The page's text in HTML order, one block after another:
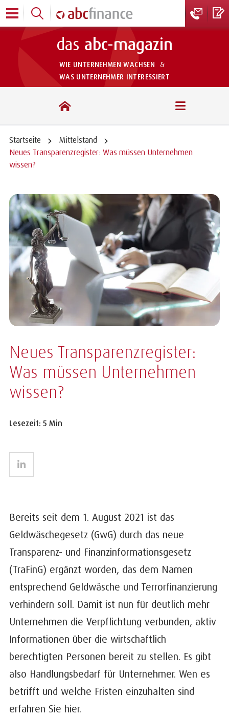
das abc-magazin
WIE UNTERNEHMEN WACHSEN
&
WAS UNTERNEHMER INTERESSIERT
das abc-magazin
Startseite
Mittelstand
Neues Transparenzregister: Was müssen Unternehmen
wissen?
LinkedIn
Neues Transparenzregister:
Was müssen Unternehmen
wissen?
Lesezeit: 5 Min
Bereits seit dem 1. August 2021 ist das
Geldwäschegesetz (GwG) durch das neue
Transparenz- und Finanzinformationsgesetz
(TraFinG) ergänzt worden, das dem Namen
entsprechend Geldwäsche und Terrorfinanzierung
verhindern soll. Damit ist nun für deutlich mehr
Unternehmen die Verpflichtung verbunden, aktiv
Informationen über die wirtschaftlich
berechtigten Personen bereit zu stellen. Es gibt
also Handlungsbedarf für Unternehmer. Wen es
betrifft und welche Fristen einzuhalten sind
erfahren Sie hier.